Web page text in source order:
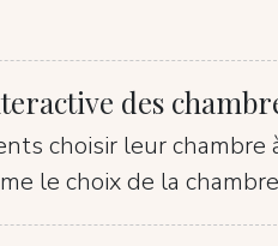
des
choisir leur
le choix de la